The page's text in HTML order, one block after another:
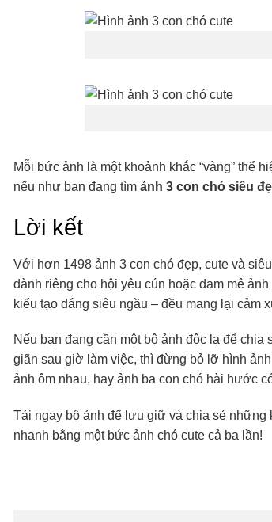
Mỗi bức ảnh là một khoảnh khắc “vàng” thể
nếu như bạn đang tìm ảnh 3 con chó siêu
Lời kết
Với hơn 1498 ảnh 3 con chó đẹp, cute và
dành riêng cho hội yêu cún hoặc đam mê
kiểu tạo dáng siêu ngầu – đều mang lại cảm
Nếu bạn đang cần một bộ ảnh độc lạ để
giãn sau giờ làm việc, thì đừng bỏ lỡ hình
ảnh ôm nhau, hay ảnh ba con chó hài hước
Tải ngay bộ ảnh để lưu giữ và chia sẻ những
nhanh bằng một bức ảnh chó cute cả ba lần!